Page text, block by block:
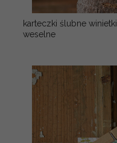
karteczki ślubne winietki
weselne